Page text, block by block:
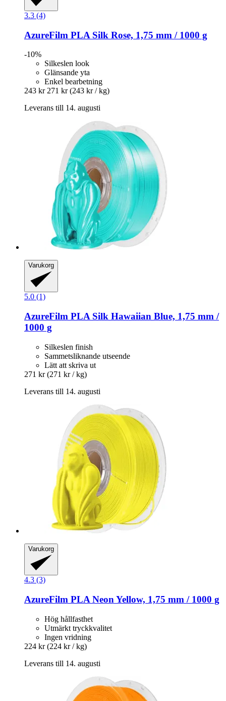
3.3 (4)
AzureFilm PLA Silk Rose, 1,75 mm / 1000 g
-10%
Silkeslen look
Glänsande yta
Enkel bearbetning
243 kr 271 kr (243 kr / kg)
Leverans till 14. augusti
Varukorg
5.0 (1)
AzureFilm PLA Silk Hawaiian Blue, 1,75 mm /
1000 g
Silkeslen finish
Sammetsliknande utseende
Lätt att skriva ut
271 kr (271 kr / kg)
Leverans till 14. augusti
Varukorg
4.3 (3)
AzureFilm PLA Neon Yellow, 1,75 mm / 1000 g
Hög hållfasthet
Utmärkt tryckkvalitet
Ingen vridning
224 kr (224 kr / kg)
Leverans till 14. augusti